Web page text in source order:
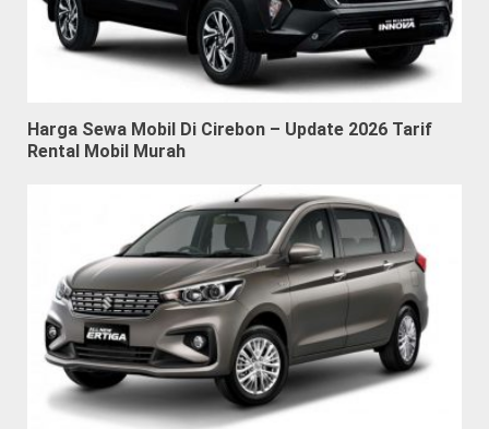
Harga Sewa Mobil Di Cirebon – Update 2026 Tarif
Rental Mobil Murah